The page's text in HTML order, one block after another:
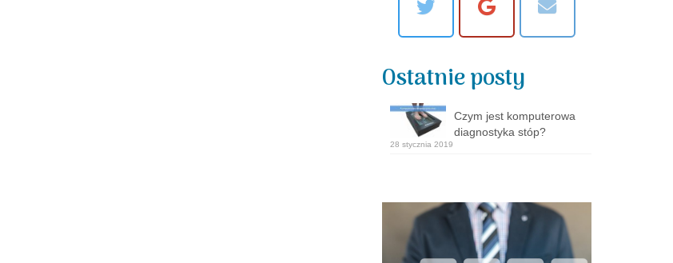
Ostatnie posty
Czym jest komputerowa
diagnostyka stóp?
28 stycznia 2019